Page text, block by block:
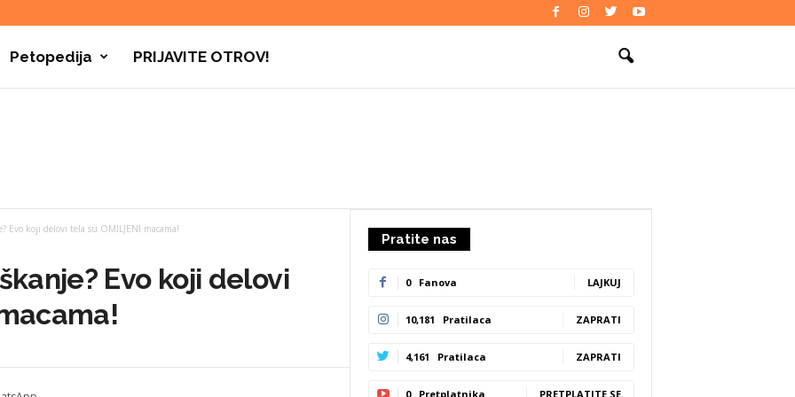
Petopedija PRIJAVITE OTROV!
Evo koji delovi tela su OMILJENI macama!
Evo koji delovi
Pratite nas
0 Fanova LAJKUJ
10,181 Pratilaca ZAPRATI
4,161 Pratilaca ZAPRATI
0 Pretplatnika PRETPLATITE SE